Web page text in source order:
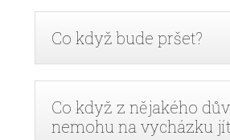
Co když bude pršet?
Co když z nějakého
nemohu na vycházku